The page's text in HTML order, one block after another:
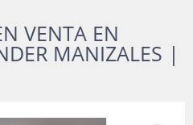
VENTA EN
MANIZALES |